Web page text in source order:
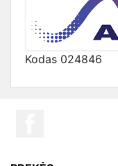
Kodas 024846